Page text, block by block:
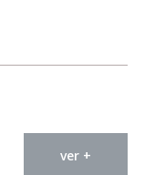
ver +